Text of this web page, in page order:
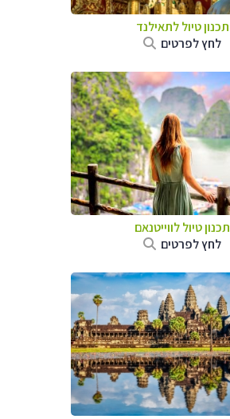
תכנון טיול לתאילנד
לחץ לפרטים
תכנון טיול לווייטנאם
לחץ לפרטים